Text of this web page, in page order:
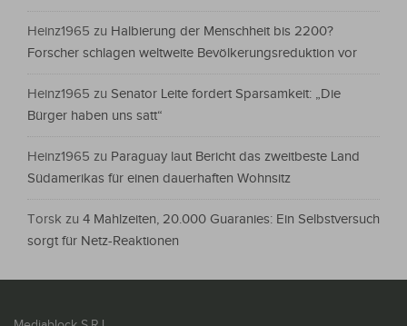
Heinz1965 zu Halbierung der Menschheit bis 2200?
Forscher schlagen weltweite Bevölkerungsreduktion vor
Heinz1965 zu Senator Leite fordert Sparsamkeit: „Die
Bürger haben uns satt“
Heinz1965 zu Paraguay laut Bericht das zweitbeste Land
Südamerikas für einen dauerhaften Wohnsitz
Torsk zu 4 Mahlzeiten, 20.000 Guaranies: Ein Selbstversuch
sorgt für Netz-Reaktionen